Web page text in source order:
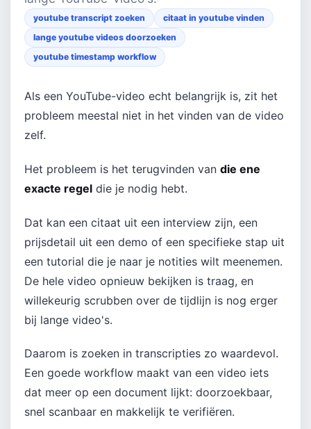
youtube transcript zoeken
citaat in youtube vinden
lange youtube videos doorzoeken
youtube timestamp workflow
Als een YouTube-video echt belangrijk is, zit het
probleem meestal niet in het vinden van de video
zelf.
Het probleem is het terugvinden van die ene
exacte regel die je nodig hebt.
Dat kan een citaat uit een interview zijn, een
prijsdetail uit een demo of een specifieke stap uit
een tutorial die je naar je notities wilt meenemen.
De hele video opnieuw bekijken is traag, en
willekeurig scrubben over de tijdlijn is nog erger
bij lange video's.
Daarom is zoeken in transcripties zo waardevol.
Een goede workflow maakt van een video iets
dat meer op een document lijkt: doorzoekbaar,
snel scanbaar en makkelijk te verifiëren.